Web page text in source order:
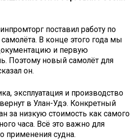
поставил работу по
В конце этого года мы
и первую
Поэтому новый самолёт для
он.
эксплуатация и производство
в Улан-Удэ. Конкретный
за низкую стоимость как самого
часа. Всё это важно для
применения судна.